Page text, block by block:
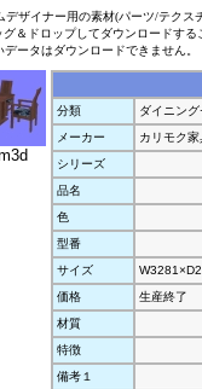
ザイナー用の素材(パーツ/テクス
＆ドロップしてダウンロードす
ータはダウンロードできません。
分類
ダイニン
メーカー
カリモク家
シリーズ
品名
色
型番
サイズ
価格
生産終了
材質
特徴
備考１